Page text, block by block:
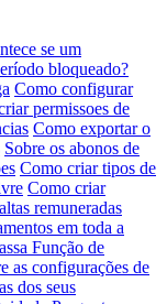
se um
bloqueado?
Como configurar
permissoes de
Como exportar o
Sobre os abonos de
Como criar tipos de
Como criar
remuneradas
em toda a
Função de
as configurações de
dos seus